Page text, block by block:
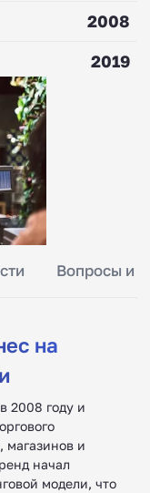
Вопросы и
на
2008 году и
магазинов и
начал
модели, что
2008
2019